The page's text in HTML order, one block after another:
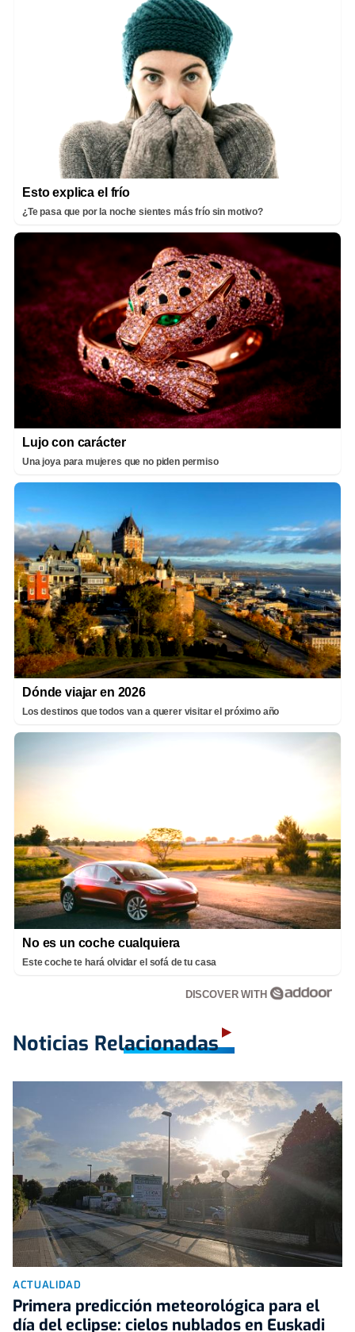
Esto explica el frío
¿Te pasa que por la noche sientes más frío sin motivo?
Lujo con carácter
Una joya para mujeres que no piden permiso
Dónde viajar en 2026
Los destinos que todos van a querer visitar el próximo año
No es un coche cualquiera
Este coche te hará olvidar el sofá de tu casa
DISCOVER WITH
Noticias Relacionadas
ACTUALIDAD
Primera predicción meteorológica para el
día del eclipse: cielos nublados en Euskadi